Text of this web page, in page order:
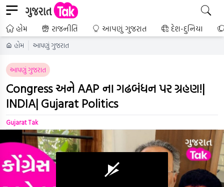
હોમ રાજનીતિ આપણું ગુજરાત દેશ-દુનિયા
હોમ આપણું ગુજરાત
આપણું ગુજરાત
Congress અને AAP ના ગઢબંધન પર ગ્રહણ!|
INDIA| Gujarat Politics
Gujarat Tak